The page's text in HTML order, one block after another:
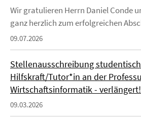
Wir gratulieren Herrn Daniel Conde
ganz herzlich zum erfolgreichen
09.07.2026
Stellenausschreibung
Hilfskraft/Tutor*in an der
Wirtschaftsinformatik - verlängert!
09.03.2026